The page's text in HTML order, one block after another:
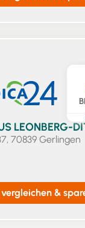
LEONBERG-
70839 Gerlingen
&